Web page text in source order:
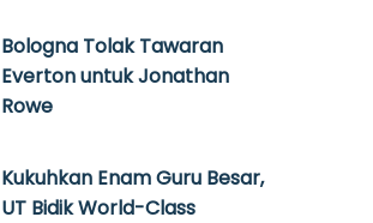
Bologna Tolak Tawaran
Everton untuk Jonathan
Rowe
Kukuhkan Enam Guru Besar,
UT Bidik World-Class